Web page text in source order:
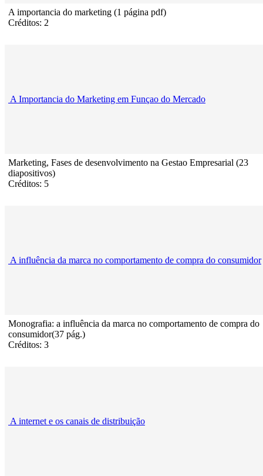
A importancia do marketing (1 página pdf)
Créditos: 2
A Importancia do Marketing em Funçao do Mercado
Marketing, Fases de desenvolvimento na Gestao Empresarial (23
diapositivos)
Créditos: 5
A influência da marca no comportamento de compra do consumidor
Monografia: a influência da marca no comportamento de compra do
consumidor(37 pág.)
Créditos: 3
A internet e os canais de distribuição